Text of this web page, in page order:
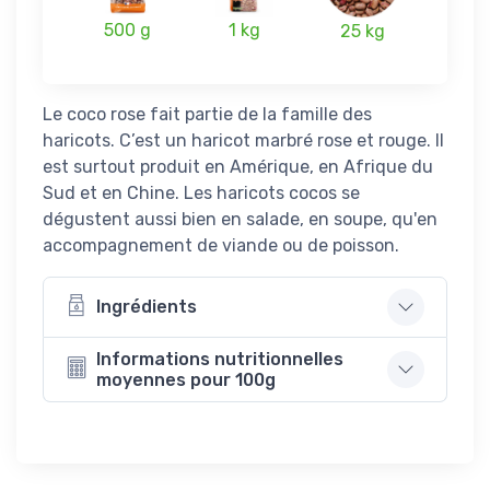
500 g 1 kg 25 kg
Le coco rose fait partie de la famille des
haricots. C’est un haricot marbré rose et rouge. Il
est surtout produit en Amérique, en Afrique du
Sud et en Chine. Les haricots cocos se
dégustent aussi bien en salade, en soupe, qu'en
accompagnement de viande ou de poisson.
Ingrédients
Informations nutritionnelles
moyennes pour 100g